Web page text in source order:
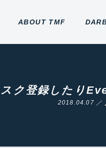
ABOUT TMF
ク登録したり
2018.04.07 ／